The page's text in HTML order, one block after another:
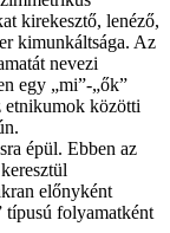
kirekesztő, lenéző,
kimunkáltsága. Az
nevezi
egy „mi”-„ők”
etnikumok közötti
épül. Ebben az
előnyként
típusú folyamatként